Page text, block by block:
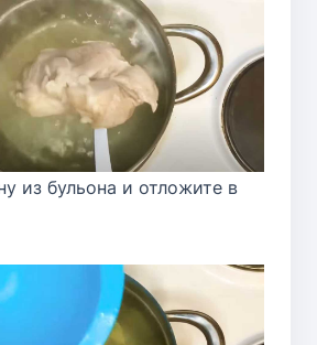
из бульона и отложите в